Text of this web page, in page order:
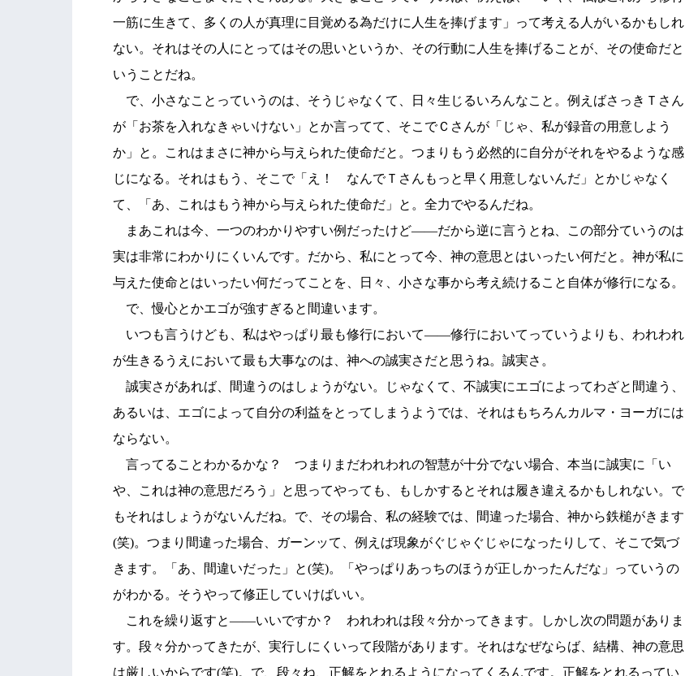
一筋に生きて、多くの人が真理に目覚める為だけに人生を捧げます」って考える人がいるかもしれ
ない。それはその人にとってはその思いというか、その行動に人生を捧げることが、その使命だと
いうことだね。
で、小さなことっていうのは、そうじゃなくて、日々生じるいろんなこと。例えばさっきＴさん
が「お茶を入れなきゃいけない」とか言ってて、そこでＣさんが「じゃ、私が録音の用意しよう
か」と。これはまさに神から与えられた使命だと。つまりもう必然的に自分がそれをやるような感
じになる。それはもう、そこで「え！ なんでＴさんもっと早く用意しないんだ」とかじゃなく
て、「あ、これはもう神から与えられた使命だ」と。全力でやるんだね。
まあこれは今、一つのわかりやすい例だったけど――だから逆に言うとね、この部分ていうのは
実は非常にわかりにくいんです。だから、私にとって今、神の意思とはいったい何だと。神が私に
与えた使命とはいったい何だってことを、日々、小さな事から考え続けること自体が修行になる。
で、慢心とかエゴが強すぎると間違います。
いつも言うけども、私はやっぱり最も修行において――修行においてっていうよりも、われわれ
が生きるうえにおいて最も大事なのは、神への誠実さだと思うね。誠実さ。
誠実さがあれば、間違うのはしょうがない。じゃなくて、不誠実にエゴによってわざと間違う、
あるいは、エゴによって自分の利益をとってしまうようでは、それはもちろんカルマ・ヨーガには
ならない。
言ってることわかるかな？ つまりまだわれわれの智慧が十分でない場合、本当に誠実に「い
や、これは神の意思だろう」と思ってやっても、もしかするとそれは履き違えるかもしれない。で
もそれはしょうがないんだね。で、その場合、私の経験では、間違った場合、神から鉄槌がきます
(笑)。つまり間違った場合、ガーンッて、例えば現象がぐじゃぐじゃになったりして、そこで気づ
きます。「あ、間違いだった」と(笑)。「やっぱりあっちのほうが正しかったんだな」っていうの
がわかる。そうやって修正していけばいい。
これを繰り返すと――いいですか？ われわれは段々分かってきます。しかし次の問題がありま
す。段々分かってきたが、実行しにくいって段階があります。それはなぜならば、結構、神の意思
は厳しいからです(笑)。で、段々ね、正解をとれるようになってくるんです。正解をとれるってい